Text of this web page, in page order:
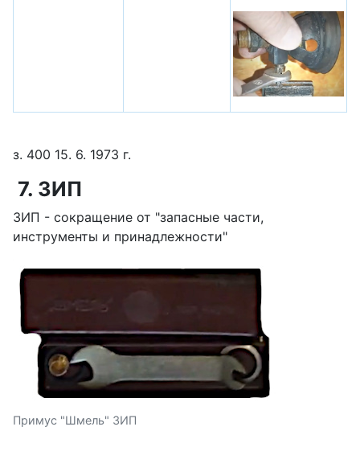
з. 400 15. 6. 1973 г.
7. ЗИП
ЗИП - сокращение от "запасные части,
инструменты и принадлежности"
Примус "Шмель" ЗИП